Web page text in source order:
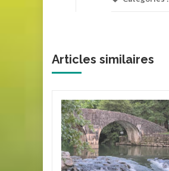
Articles similaires